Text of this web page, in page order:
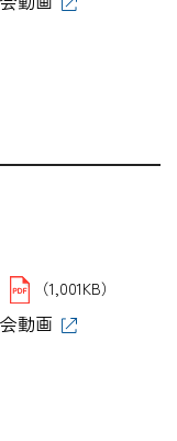
（1,001KB）
動画